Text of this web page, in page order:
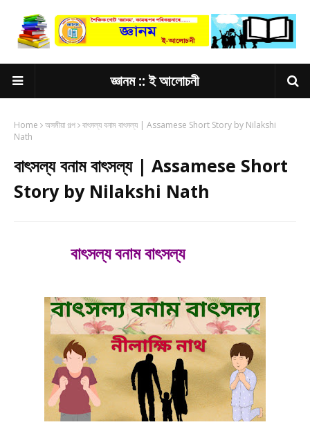
জ্ঞানম :: ই আলোচনী
Home অসমীয়া গল্প বাৎসল্য বনাম বাৎসল্য | Assamese Short Story by Nilakshi
Nath
বাৎসল্য বনাম বাৎসল্য | Assamese Short
Story by Nilakshi Nath
বাৎসল্য বনাম বাৎসল্য